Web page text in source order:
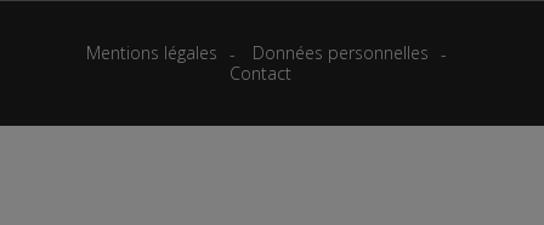
Mentions légales
Données personnelles
Contact